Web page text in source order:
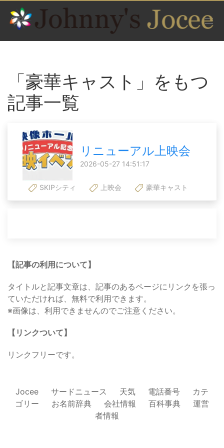
「豪華キャスト」をもつ
記事一覧
リニューアル上映会
2026-05-27 14:51:17
SKIPシティ 上映会 豪華キャスト
【記事の利用について】
タイトルと記事文章は、記事のあるページにリンクを張っ
ていただければ、無料で利用できます。
※画像は、利用できませんのでご注意ください。
【リンクついて】
リンクフリーです。
Jocee サードニュース 天気 電話番号
カテ
ゴリー
お名前辞典 会社情報 百科事典
運営
者情報